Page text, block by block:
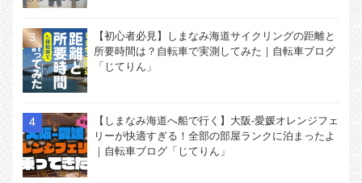
【初心者必見】しまなみ海道サイクリングの距離と
所要時間は？自転車で実測してみた｜自転車ブログ
「じてりん」
【しまなみ海道へ船で行く】大阪-愛媛オレンジフェ
リーが快適すぎる！全部の部屋ランクに泊まったよ
｜自転車ブログ「じてりん」